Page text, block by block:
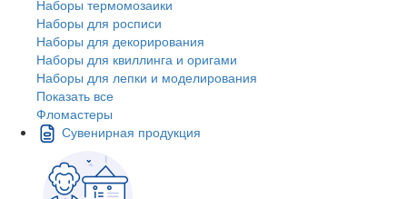
Наборы термомозаики
Наборы для росписи
Наборы для декорирования
Наборы для квиллинга и оригами
Наборы для лепки и моделирования
Показать все
Фломастеры
Сувенирная продукция